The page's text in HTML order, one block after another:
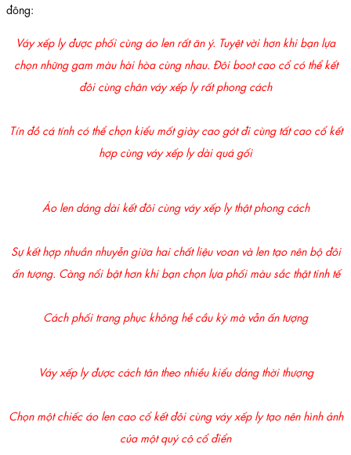
đông:
Váy xếp ly được phối cùng áo len rất ăn ý. Tuyệt vời hơn khi bạn lựa
chọn những gam màu hài hòa cùng nhau. Đôi boot cao cổ có thể kết
đôi cùng chân váy xếp ly rất phong cách
Tín đồ cá tính có thể chọn kiểu mốt giày cao gót đi cùng tất cao cổ kết
hợp cùng váy xếp ly dài quá gối
Áo len dáng dài kết đôi cùng váy xếp ly thật phong cách
Sự kết hợp nhuần nhuyễn giữa hai chất liệu voan và len tạo nên bộ đôi
ấn tượng. Càng nổi bật hơn khi bạn chọn lựa phối màu sắc thật tinh tế
Cách phối trang phục không hề cầu kỳ mà vẫn ấn tượng
Váy xếp ly được cách tân theo nhiều kiểu dáng thời thượng
Chọn một chiếc áo len cao cổ kết đôi cùng váy xếp ly tạo nên hình ảnh
của một quý cô cổ điển